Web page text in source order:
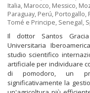
Italia, Marocco, Messico,
Paraguay, Perú, Portogallo,
Tomé e Principe, Senegal,
Il dottor Santos
Universitaria
studio scientifico
artificiale per individuare
di pomodoro, un
significativamente la